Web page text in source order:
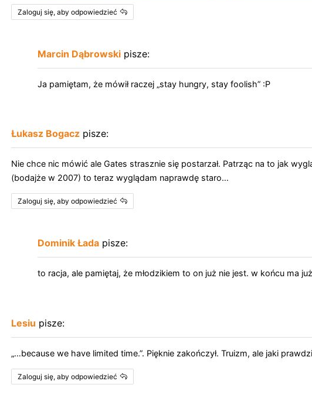
Zaloguj się, aby odpowiedzieć
Marcin Dąbrowski pisze:
Ja pamiętam, że mówił raczej „stay hungry, stay foolish” :P
Łukasz Bogacz pisze:
Nie chce nic mówić ale Gates strasznie się postarzał. Patrząc na to jak
(bodajże w 2007) to teraz wyglądam naprawdę staro…
Zaloguj się, aby odpowiedzieć
Dominik Łada pisze:
to racja, ale pamiętaj, że młodzikiem to on już nie jest. w końcu ma
Lesiu pisze:
„…because we have limited time.”. Pięknie zakończył. Truizm, ale jaki
Zaloguj się, aby odpowiedzieć